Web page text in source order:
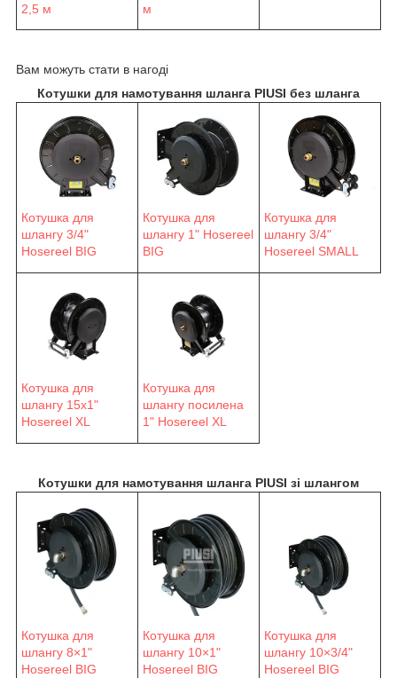
2,5 м
м
Вам можуть стати в нагоді
Котушки для намотування шланга PIUSI без шланга
Котушка для
шлангу 3/4"
Hosereel BIG
Котушка для
шлангу 1" Hosereel
BIG
Котушка для
шлангу 3/4"
Hosereel SMALL
Котушка для
шлангу 15х1"
Hosereel XL
Котушка для
шлангу посилена
1" Hosereel XL
Котушки для намотування шланга PIUSI зі шлангом
Котушка для
шлангу 8×1"
Hosereel BIG
Котушка для
шлангу 10×1"
Hosereel BIG
Котушка для
шлангу 10×3/4"
Hosereel BIG